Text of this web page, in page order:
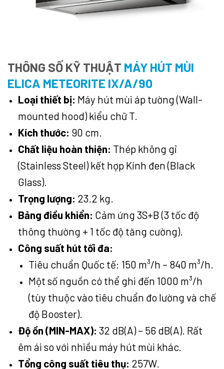
THÔNG SỐ KỸ THUẬT MÁY HÚT MÙI
ELICA METEORITE IX/A/90
Loại thiết bị: Máy hút mùi áp tường (Wall-
mounted hood) kiểu chữ T.
Kích thước: 90 cm.
Chất liệu hoàn thiện: Thép không gỉ
(Stainless Steel) kết hợp Kính đen (Black
Glass).
Trọng lượng: 23.2 kg.
Bảng điều khiển: Cảm ứng 3S+B (3 tốc độ
thông thường + 1 tốc độ tăng cường).
Công suất hút tối đa:
Tiêu chuẩn Quốc tế: 150 m³/h – 840 m³/h.
Một số nguồn có thể ghi đến 1000 m³/h
(tùy thuộc vào tiêu chuẩn đo lường và chế
độ Booster).
Độ ồn (MIN-MAX): 32 dB(A) – 56 dB(A). Rất
êm ái so với nhiều máy hút mùi khác.
Tổng công suất tiêu thụ: 257W.